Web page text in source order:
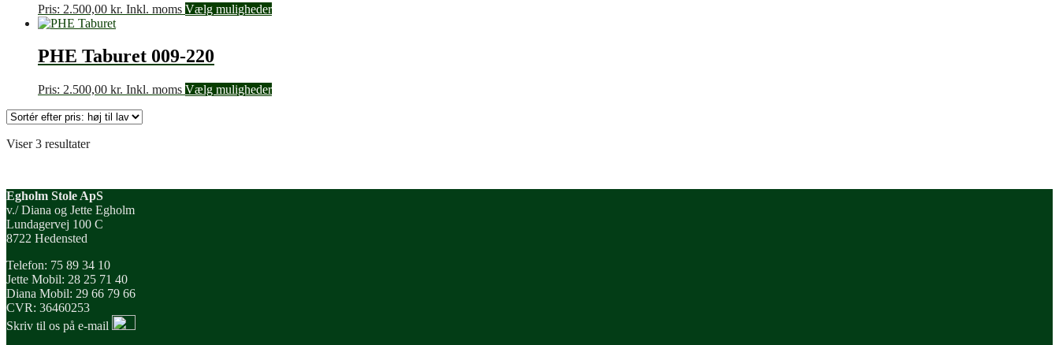
Pris: 2.500,00 kr. Inkl. moms Vælg muligheder
PHE Taburet 009-220
Pris: 2.500,00 kr. Inkl. moms Vælg muligheder
Viser 3 resultaterSorteret
til
lav
Egholm Stole ApS
v./ Diana og Jette Egholm
Lundagervej 100 C
8722 Hedensted
Telefon: 75 89 34 10
Jette Mobil: 28 25 71 40
Diana Mobil: 29 66 79 66
CVR: 36460253
Skriv til os på e-mail